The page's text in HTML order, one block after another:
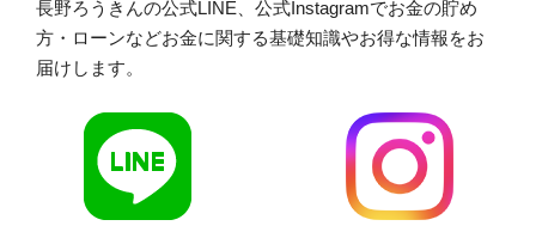
長野ろうきんの公式LINE、公式Instagramでお金の貯め
方・ローンなどお金に関する基礎知識やお得な情報をお
届けします。